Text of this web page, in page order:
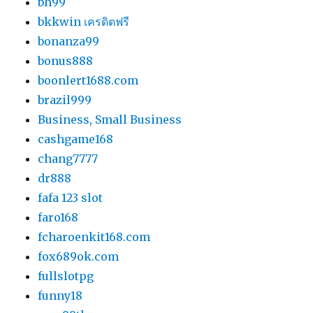
bkkwin เครดิตฟรี
bonanza99
bonus888
boonlert1688.com
brazil999
Business, Small Business
cashgame168
chang7777
dr888
fafa 123 slot
faro168
fcharoenkit168.com
fox689ok.com
fullslotpg
funny18